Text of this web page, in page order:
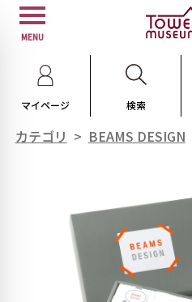
MENU
マイページ 検索
カテゴリ > BEAMS DESIGN